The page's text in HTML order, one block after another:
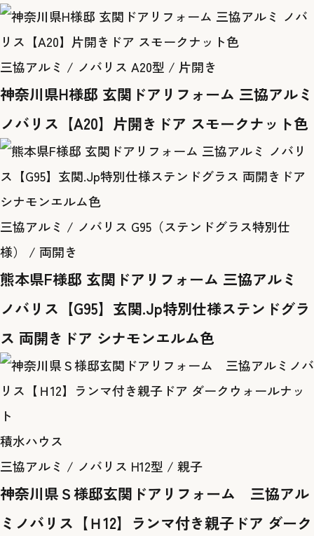
三協アルミ / ノバリス A20型 / 片開き
神奈川県H様邸 玄関ドアリフォーム 三協アルミ
ノバリス【A20】片開きドア スモークナット色
三協アルミ / ノバリス G95（ステンドグラス特別仕
様） / 両開き
熊本県F様邸 玄関ドアリフォーム 三協アルミ
ノバリス【G95】玄関.Jp特別仕様ステンドグラ
ス 両開きドア シナモンエルム色
積水ハウス
三協アルミ / ノバリス H12型 / 親子
神奈川県Ｓ様邸玄関ドアリフォーム 三協アル
ミノバリス【Ｈ12】ランマ付き親子ドア ダーク